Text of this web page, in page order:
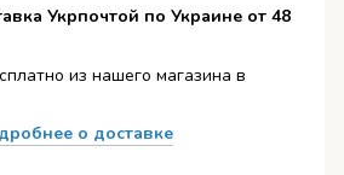
Укрпочтой по Украине от 48
из нашего магазина в
о доставке